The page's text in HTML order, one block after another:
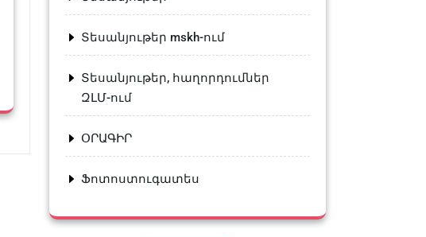
Տեսանյութեր mskh-ում
Տեսանյութեր, հաղորդումներ
ԶԼՄ-ում
ՕՐԱԳԻՐ
Ֆոտոստուգատես